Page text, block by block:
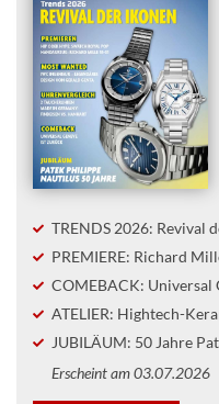
TRENDS 2026: Revival
PREMIERE: Richard
COMEBACK: Universal
ATELIER: Hightech-
JUBILÄUM: 50 Jahre
Erscheint am 03.07.2026